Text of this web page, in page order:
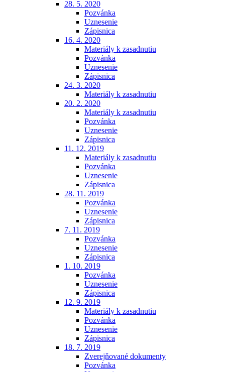
28. 5. 2020
Pozvánka
Uznesenie
Zápisnica
16. 4. 2020
Materiály k zasadnutiu
Pozvánka
Uznesenie
Zápisnica
24. 3. 2020
Materiály k zasadnutiu
20. 2. 2020
Materiály k zasadnutiu
Pozvánka
Uznesenie
Zápisnica
11. 12. 2019
Materiály k zasadnutiu
Pozvánka
Uznesenie
Zápisnica
28. 11. 2019
Pozvánka
Uznesenie
Zápisnica
7. 11. 2019
Pozvánka
Uznesenie
Zápisnica
1. 10. 2019
Pozvánka
Uznesenie
Zápisnica
12. 9. 2019
Materiály k zasadnutiu
Pozvánka
Uznesenie
Zápisnica
18. 7. 2019
Zverejňované dokumenty
Pozvánka